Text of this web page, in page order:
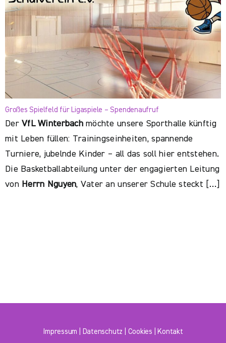
Großes Spielfeld für Ligaspiele – Spendenaufruf
DerVfL Winterbachmöchte unsere Sporthalle künftig
mit Leben füllen: Trainingseinheiten, spannende
Turniere, jubelnde Kinder – all das soll hier entstehen.
Die Basketballabteilung unter der engagierten Leitung
von Herrn Nguyen, Vater an unserer Schule steckt […]
Impressum Datenschutz Cookies Kontakt